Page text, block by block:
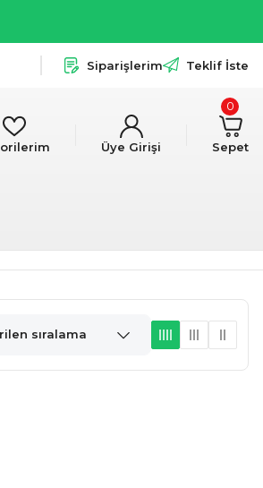
Siparişlerim Teklif İste
Üye Girişi Sepet
0